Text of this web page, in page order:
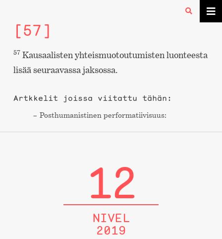
[57]
57 Kausaalisten yhteismuotoutumisten luonteesta
lisää seuraavassa jaksossa.
Artkkelit joissa viitattu tähän:
Post­humanistinen performa­tiivisuus:
12
NIVEL
2019